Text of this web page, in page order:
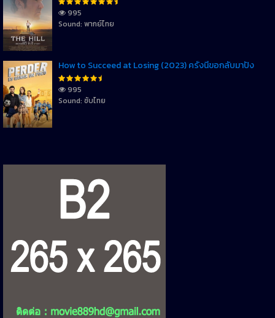
995
Sound: พากย์ไทย
How to Succeed at Losing (2023) ครั้งนี้ขอกลับมาปัง
995
Sound: ซับไทย